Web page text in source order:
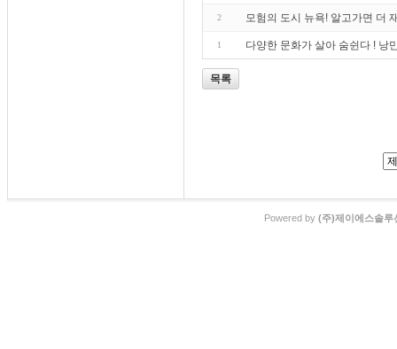
2 모험의 도시 뉴욕! 알고가면 더
1 다양한 문화가 살아 숨쉰다 ! 낭
목록
Powered by (주)제이에스솔루